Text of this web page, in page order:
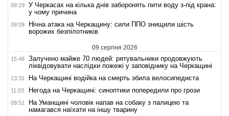
09:29
У Черкасах на кілька днів заборонять пити воду з-під крана:
у чому причина
09:09
Нічна атака на Черкащину: сили ППО знищили шість
ворожих безпілотників
09 серпня 2026
15:48
Залучено майже 70 людей: рятувальники продовжують
ліквідовувати наслідки пожежі у заповіднику на Черкащині
13:31 На Черкащині водійка на смерть збила велосипедиста
11:03 Негода на Черкащині: синоптики попередили про грози
09:51
На Уманщині чоловік напав на собаку з палицею та
намагався наїхати на іншу тварину